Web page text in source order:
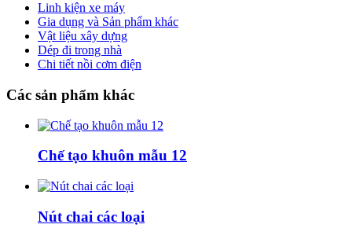
Linh kiện xe máy
Gia dụng và Sản phẩm khác
Vật liệu xây dựng
Dép đi trong nhà
Chi tiết nồi cơm điện
Các sản phẩm khác
Chế tạo khuôn mẫu 12
Nút chai các loại